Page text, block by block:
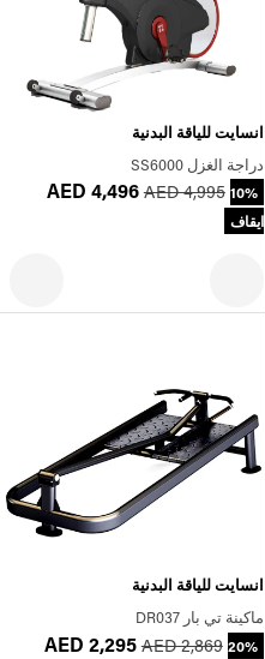
انسايت للياقة البدنية
دراجة الغزل SS6000
AED 4,496 AED 4,995 10%
ايقاف
انسايت للياقة البدنية
ماكينة تي بار DR037
AED 2,295 AED 2,869 20%